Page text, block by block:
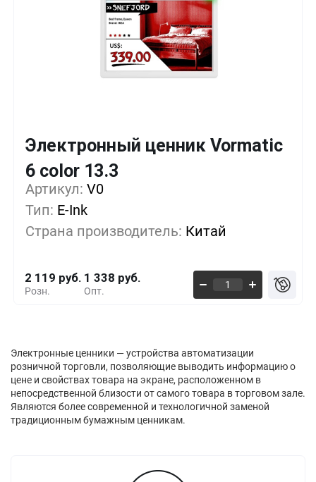
Электронный ценник Vormatic
6 color 13.3
Артикул: V0
Тип: E-Ink
Страна производитель: Китай
Розн.
2 119 руб.
Опт.
1 338 руб.
1+
100+
500+ -30%
Электронные ценники — устройства автоматизации
розничной торговли, позволяющие выводить информацию о
цене и свойствах товара на экране, расположенном в
непосредственной близости от самого товара в торговом зале.
Являются более современной и технологичной заменой
традиционным бумажным ценникам.